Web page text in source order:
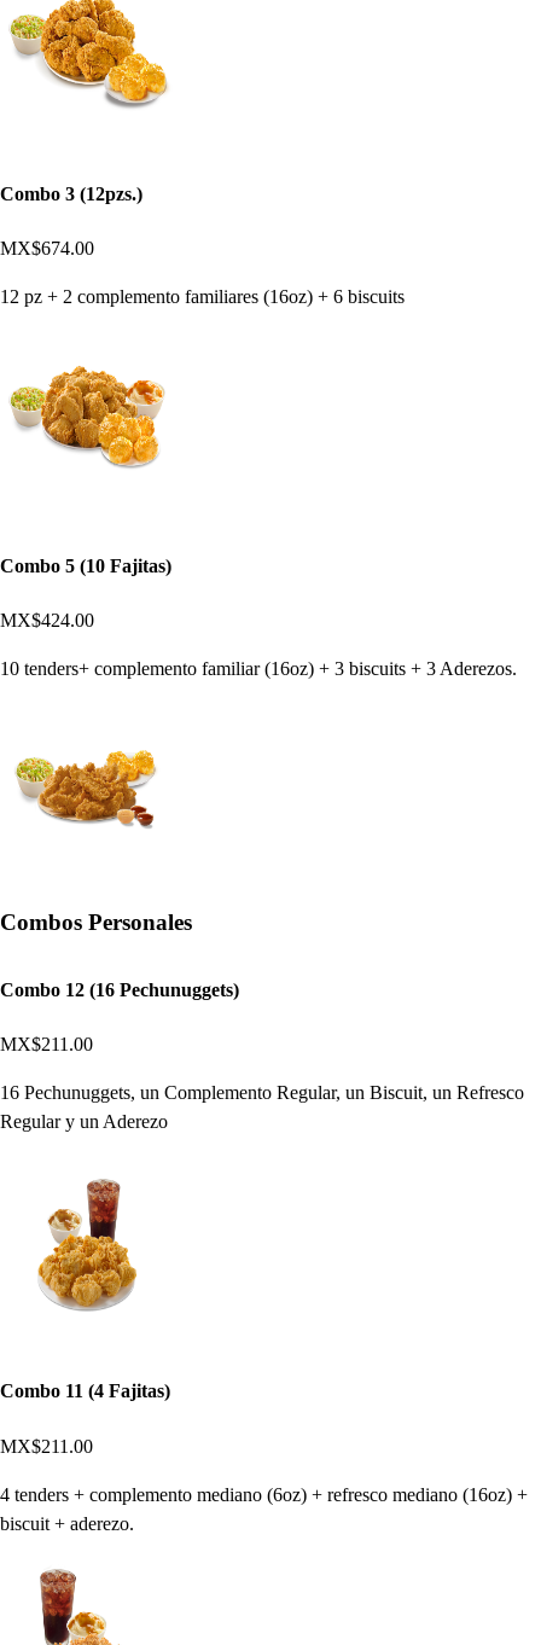
Combo 3 (12pzs.)
MX$674.00
12 pz + 2 complemento familiares (16oz) + 6 biscuits
Combo 5 (10 Fajitas)
MX$424.00
10 tenders+ complemento familiar (16oz) + 3 biscuits + 3 Aderezos.
Combos Personales
Combo 12 (16 Pechunuggets)
MX$211.00
16 Pechunuggets, un Complemento Regular, un Biscuit, un Refresco
Regular y un Aderezo
Combo 11 (4 Fajitas)
MX$211.00
4 tenders + complemento mediano (6oz) + refresco mediano (16oz) +
biscuit + aderezo.